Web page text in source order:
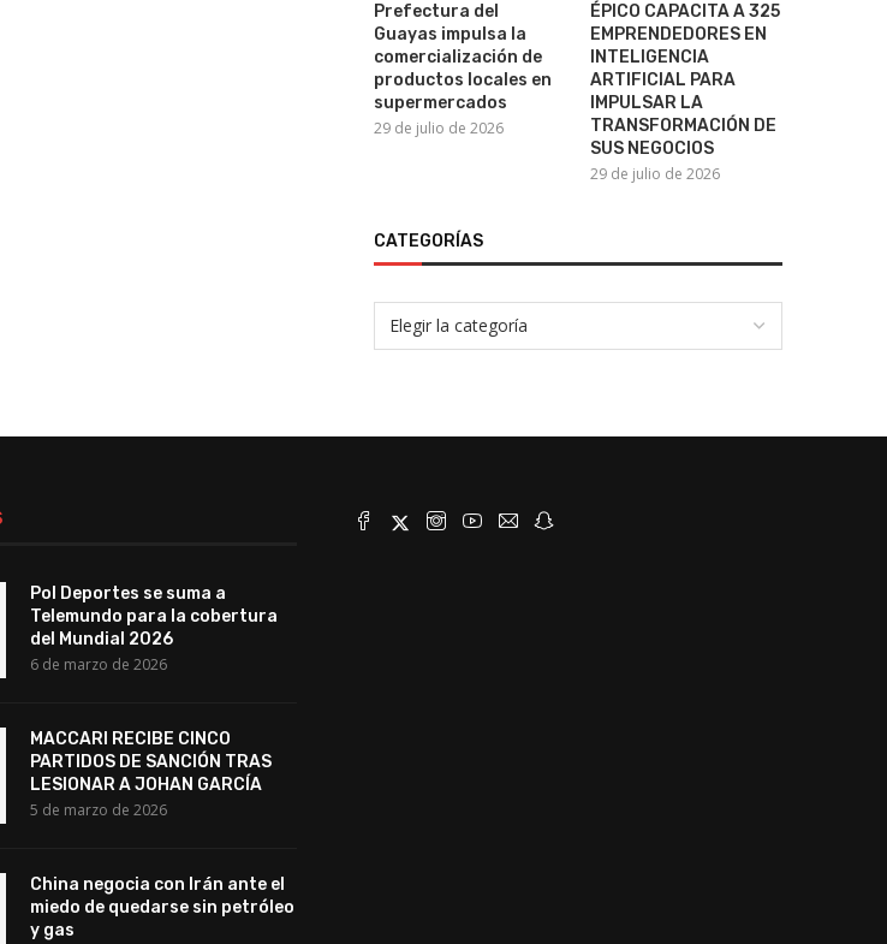
Prefectura del
Guayas impulsa la
comercialización de
productos locales en
supermercados
29 de julio de 2026
ÉPICO CAPACITA A 325
EMPRENDEDORES EN
INTELIGENCIA
ARTIFICIAL PARA
IMPULSAR LA
TRANSFORMACIÓN DE
SUS NEGOCIOS
29 de julio de 2026
CATEGORÍAS
Pol Deportes se suma a
Telemundo para la cobertura
del Mundial 2026
6 de marzo de 2026
MACCARI RECIBE CINCO
PARTIDOS DE SANCIÓN TRAS
LESIONAR A JOHAN GARCÍA
5 de marzo de 2026
China negocia con Irán ante el
miedo de quedarse sin petróleo
y gas